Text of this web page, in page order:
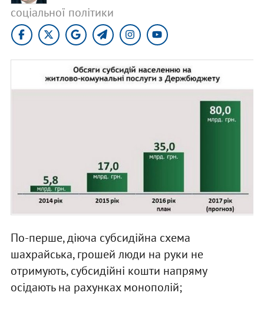
соціальної політики
По-перше, діюча субсидійна схема
шахрайська, грошей люди на руки не
отримують, субсидійні кошти напряму
осідають на рахунках монополій;